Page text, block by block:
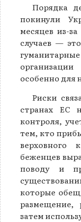
Порядка
покинули
месяцев из-
случаев —
особенно для
Риски
странах ЕС
контроля,
тем, кто
беженцев
поводу и
которые
затем